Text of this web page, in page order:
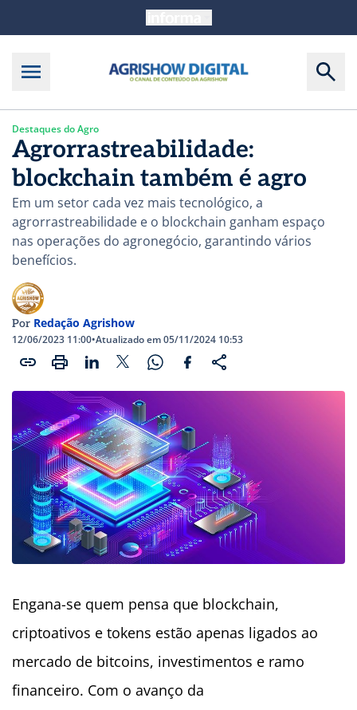
Destaques do Agro
Agrorrastreabilidade:
blockchain também é agro
Em um setor cada vez mais tecnológico, a
agrorrastreabilidade e o blockchain ganham espaço
nas operações do agronegócio, garantindo vários
benefícios.
Por Redação Agrishow
12/06/2023 11:00•Atualizado em 05/11/2024 10:53
Engana-se quem pensa que blockchain,
criptoativos e tokens estão apenas ligados ao
mercado de bitcoins, investimentos e ramo
financeiro. Com o avanço da